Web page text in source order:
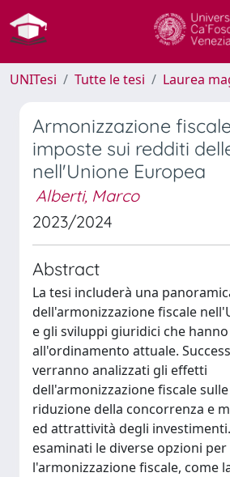
UNITesi Tutte le tesi Laurea
Armonizzazione
imposte sui redditi
nell'Unione Europea
Alberti, Marco
2023/2024
Abstract
La tesi includerà una
dell'armonizzazione fiscale
e gli sviluppi giuridici che
all'ordinamento attuale.
verranno analizzati gli effetti
dell'armonizzazione fiscale
riduzione della concorrenza e
ed attrattività degli
esaminati le diverse opzioni per
l'armonizzazione fiscale, come